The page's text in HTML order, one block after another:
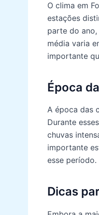
O clima em
estações
parte do
média varia
importante
Época
A época das
Durante
chuvas
importante
esse período.
Dicas